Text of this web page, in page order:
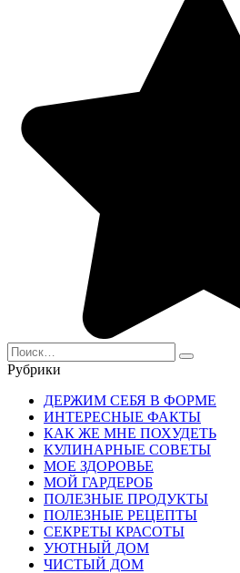
Search
for:
Рубрики
ДЕРЖИМ СЕБЯ В ФОРМЕ
ИНТЕРЕСНЫЕ ФАКТЫ
КАК ЖЕ МНЕ ПОХУДЕТЬ
КУЛИНАРНЫЕ СОВЕТЫ
МОЕ ЗДОРОВЬЕ
МОЙ ГАРДЕРОБ
ПОЛЕЗНЫЕ ПРОДУКТЫ
ПОЛЕЗНЫЕ РЕЦЕПТЫ
СЕКРЕТЫ КРАСОТЫ
УЮТНЫЙ ДОМ
ЧИСТЫЙ ДОМ